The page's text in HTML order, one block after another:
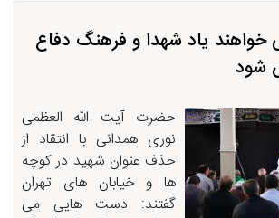
یاد شهدا و فرهنگ دفاع
حضرت آیت الله العظمی
نوری همدانی با انتقاد از
حذف عنوان شهید در کوچه
ها و خیابان های تهران
گفتند: دست هایی می